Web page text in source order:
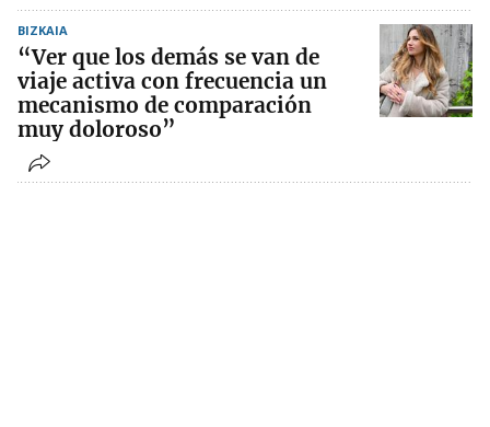
BIZKAIA
“Ver que los demás se van de
viaje activa con frecuencia un
mecanismo de comparación
muy doloroso”